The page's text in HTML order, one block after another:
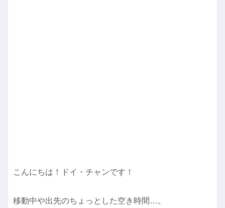
こんにちは！ドイ・チャンです！
移動中や出先のちょっとした空き時間…。